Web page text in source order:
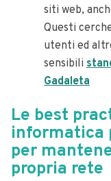
siti web,
Questi
utenti ed
sensibili
Gadaleta
Le best
informatica
per
propria rete